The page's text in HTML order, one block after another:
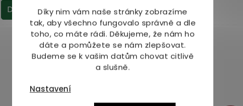
Díky nim vám naše stránky zobrazíme
tak, aby všechno fungovalo správně a dle
toho, co máte rádi. Děkujeme, že nám ho
dáte a pomůžete se nám zlepšovat.
Budeme se k vašim datům chovat citlivě
a slušně.
Nastavení
Do košíku
5,0
z
5
hvězdiček.
Do košíku
Akce